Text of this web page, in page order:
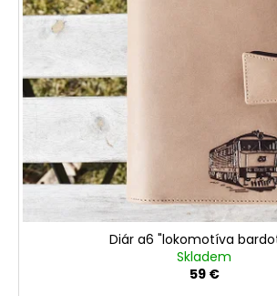
Diár a6 "lokomotíva
Skladem
59 €